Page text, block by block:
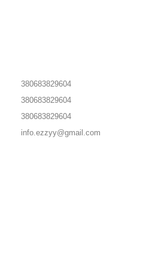
380683829604
380683829604
380683829604
info.ezzyy@gmail.com